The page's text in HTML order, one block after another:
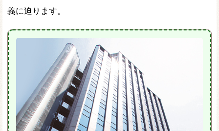
義に迫ります。